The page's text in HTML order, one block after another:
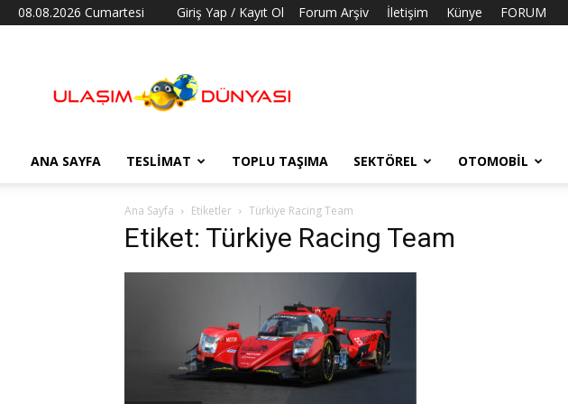
08.08.2026 Cumartesi Giriş Yap / Kayıt Ol Forum Arşiv İletişim Künye FORUM
Dünyası
ANA SAYFA TESLIMAT TOPLU TAŞIMA SEKTÖREL OTOMOBIL
Ana Sayfa Etiketler Türkiye Racing Team
Etiket: Türkiye Racing Team